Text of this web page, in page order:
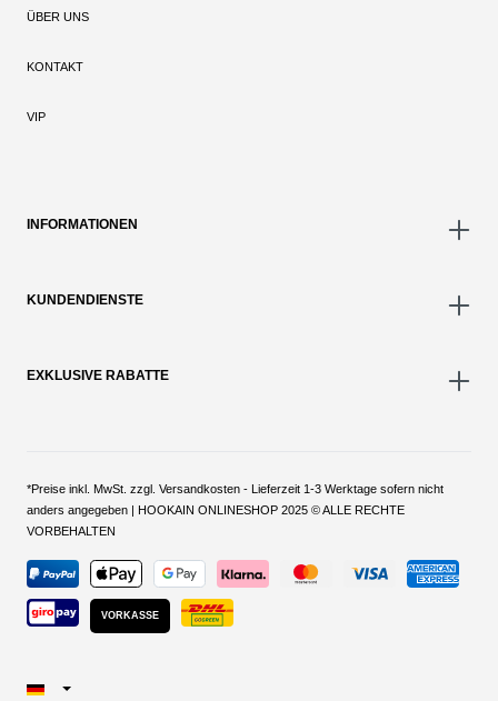
ÜBER UNS
KONTAKT
VIP
INFORMATIONEN
KUNDENDIENSTE
EXKLUSIVE RABATTE
*Preise inkl. MwSt. zzgl. Versandkosten - Lieferzeit 1-3 Werktage sofern nicht
anders angegeben | HOOKAIN ONLINESHOP 2025 © ALLE RECHTE
VORBEHALTEN
VORKASSE